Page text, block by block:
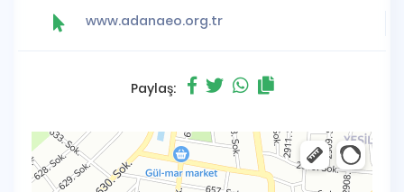
www.adanaeo.org.tr
Paylaş: